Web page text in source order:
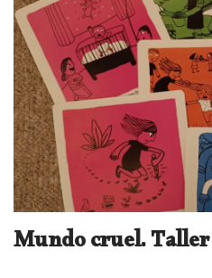
Mundo cruel.